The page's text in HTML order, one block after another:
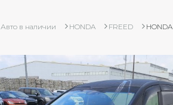
Авто в наличии HONDA FREED